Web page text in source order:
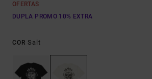
OFERTAS
DUPLA PROMO 10% EXTRA
COR Salt